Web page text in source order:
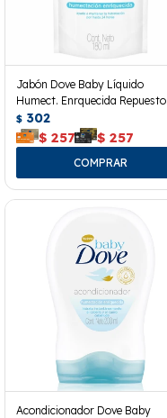
Jabón Dove Baby Líquido
Humect. Enrquecida Repuesto
180 Ml.
$ 302
$ 257 $ 257
Acondicionador Dove Baby